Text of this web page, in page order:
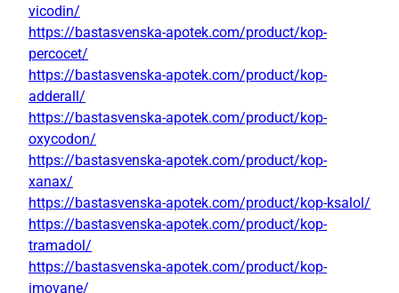
vicodin/
https://bastasvenska-apotek.com/product/kop-
percocet/
https://bastasvenska-apotek.com/product/kop-
adderall/
https://bastasvenska-apotek.com/product/kop-
oxycodon/
https://bastasvenska-apotek.com/product/kop-
xanax/
https://bastasvenska-apotek.com/product/kop-ksalol/
https://bastasvenska-apotek.com/product/kop-
tramadol/
https://bastasvenska-apotek.com/product/kop-
imovane/